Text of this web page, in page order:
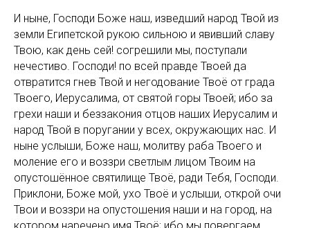
И ныне, Господи Боже наш, изведший народ Твой из
земли Египетской рукою сильною и явивший славу
Твою, как день сей! согрешили мы, поступали
нечестиво. Господи! по всей правде Твоей да
отвратится гнев Твой и негодование Твоё от града
Твоего, Иерусалима, от святой горы Твоей; ибо за
грехи наши и беззакония отцов наших Иерусалим и
народ Твой в поругании у всех, окружающих нас. И
ныне услыши, Боже наш, молитву раба Твоего и
моление его и воззри светлым лицом Твоим на
опустошённое святилище Твоё, ради Тебя, Господи.
Приклони, Боже мой, ухо Твоё и услыши, открой очи
Твои и воззри на опустошения наши и на город, на